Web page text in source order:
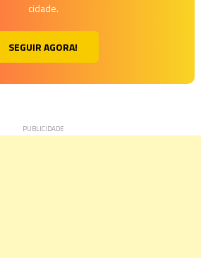
cidade.
SEGUIR AGORA!